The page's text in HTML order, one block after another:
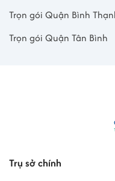
Trọn gói Quận Bình
Trọn gói Quận Tân Bình
Trụ sở chính